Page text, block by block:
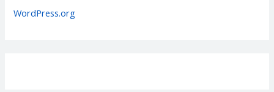
WordPress.org